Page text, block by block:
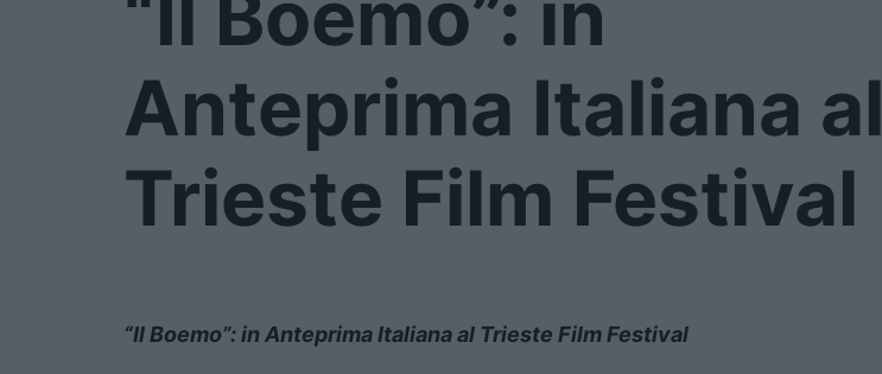
Anteprima Italiana al
Trieste Film Festival
“Il Boemo”: in Anteprima Italiana al Trieste Film Festival